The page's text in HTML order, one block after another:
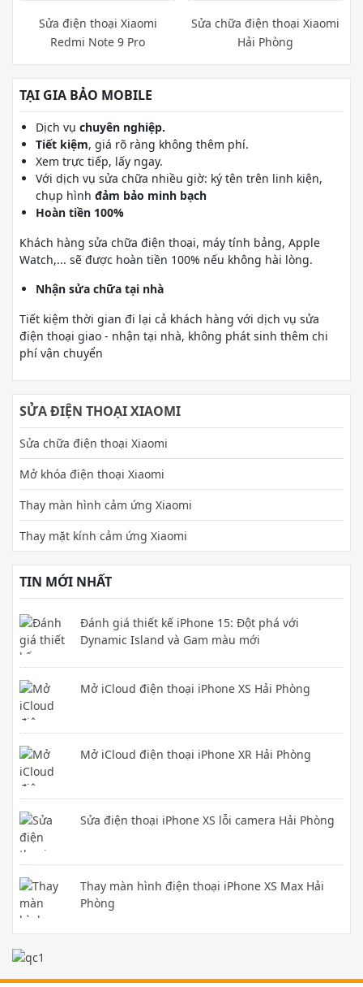
Sửa điện thoại Xiaomi
Redmi Note 9 Pro
Sửa chữa điện thoại Xiaomi
Hải Phòng
TẠI GIA BẢO MOBILE
Dịch vụ chuyên nghiệp.
Tiết kiệm, giá rõ ràng không thêm phí.
Xem trực tiếp, lấy ngay.
Với dịch vụ sửa chữa nhiều giờ: ký tên trên linh kiện,
chụp hình đảm bảo minh bạch
Hoàn tiền 100%
Khách hàng sửa chữa điện thoại, máy tính bảng, Apple
Watch,... sẽ được hoàn tiền 100% nếu không hài lòng.
Nhận sửa chữa tại nhà
Tiết kiệm thời gian đi lại cả khách hàng với dịch vụ sửa
điện thoại giao - nhận tại nhà, không phát sinh thêm chi
phí vận chuyển
SỬA ĐIỆN THOẠI XIAOMI
Sửa chữa điện thoại Xiaomi
Mở khóa điện thoại Xiaomi
Thay màn hình cảm ứng Xiaomi
Thay mặt kính cảm ứng Xiaomi
TIN MỚI NHẤT
Đánh giá thiết kế iPhone 15: Đột phá với
Dynamic Island và Gam màu mới
Mở iCloud điện thoại iPhone XS Hải Phòng
Mở iCloud điện thoại iPhone XR Hải Phòng
Sửa điện thoại iPhone XS lỗi camera Hải Phòng
Thay màn hình điện thoại iPhone XS Max Hải
Phòng